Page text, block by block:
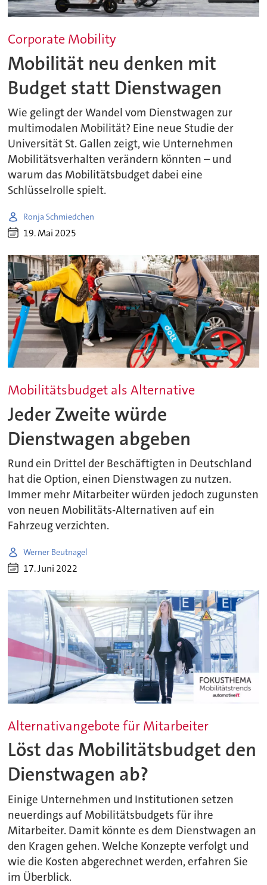
Corporate Mobility
Mobilität neu denken mit
Budget statt Dienstwagen
Wie gelingt der Wandel vom Dienstwagen zur
multimodalen Mobilität? Eine neue Studie der
Universität St. Gallen zeigt, wie Unternehmen
Mobilitätsverhalten verändern könnten – und
warum das Mobilitätsbudget dabei eine
Schlüsselrolle spielt.
Ronja Schmiedchen
19. Mai 2025
Mobilitätsbudget als Alternative
Jeder Zweite würde
Dienstwagen abgeben
Rund ein Drittel der Beschäftigten in Deutschland
hat die Option, einen Dienstwagen zu nutzen.
Immer mehr Mitarbeiter würden jedoch zugunsten
von neuen Mobilitäts-Alternativen auf ein
Fahrzeug verzichten.
Werner Beutnagel
17. Juni 2022
Alternativangebote für Mitarbeiter
Löst das Mobilitätsbudget den
Dienstwagen ab?
Einige Unternehmen und Institutionen setzen
neuerdings auf Mobilitätsbudgets für ihre
Mitarbeiter. Damit könnte es dem Dienstwagen an
den Kragen gehen. Welche Konzepte verfolgt und
wie die Kosten abgerechnet werden, erfahren Sie
im Überblick.